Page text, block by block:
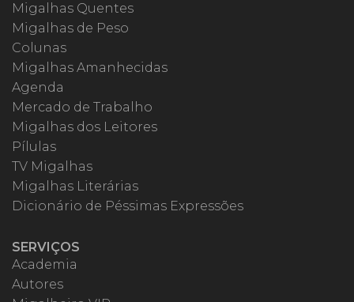
Migalhas Quentes
Migalhas de Peso
Colunas
Migalhas Amanhecidas
Agenda
Mercado de Trabalho
Migalhas dos Leitores
Pílulas
TV Migalhas
Migalhas Literárias
Dicionário de Péssimas Expressões
SERVIÇOS
Academia
Autores